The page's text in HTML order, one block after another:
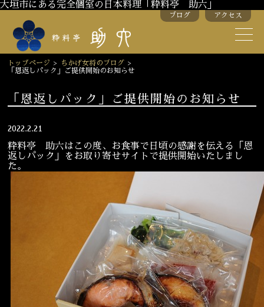
大垣市にある完全個室の日本料理「粋料亭 助六」
ブログ アクセス
トップページ > ちかげ女将のブログ >
「恩返しパック」ご提供開始のお知らせ
「恩返しパック」ご提供開始のお知らせ
2022.2.21
粋料亭 助六はこの度、お食事で日頃の感謝を伝える「恩
返しパック」をお取り寄せサイトで提供開始いたしまし
た。
スタッフ紹介
法要
お顔合わせ
ウェディング